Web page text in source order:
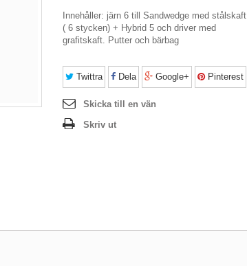
Innehåller: järn 6 till Sandwedge med stålskaft
( 6 stycken) + Hybrid 5 och driver med
grafitskaft. Putter och bärbag
Twittra Dela Google+ Pinterest
Skicka till en vän
Skriv ut